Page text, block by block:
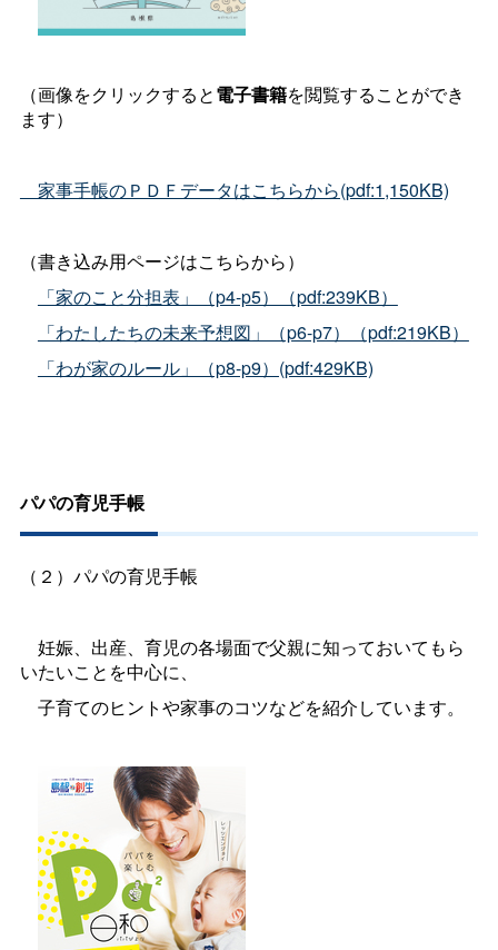
（画像をクリックすると電子書籍を閲覧することができ
ます）
家事手帳のＰＤＦデータはこちらから(pdf:1,150KB)
（書き込み用ページはこちらから）
「家のこと分担表」（p4-p5）（pdf:239KB）
「わたしたちの未来予想図」（p6-p7）（pdf:219KB）
「わが家のルール」（p8-p9）(pdf:429KB)
パパの育児手帳
（２）パパの育児手帳
妊娠、出産、育児の各場面で父親に知っておいてもら
いたいことを中心に、
子育てのヒントや家事のコツなどを紹介しています。